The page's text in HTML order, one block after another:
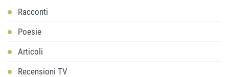
Racconti
Poesie
Articoli
Recensioni TV